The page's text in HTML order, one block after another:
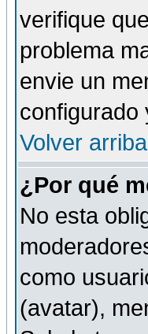
verifique
problema
envie un
configurado
Volver arriba
¿Por qué
No esta
como
(avatar),